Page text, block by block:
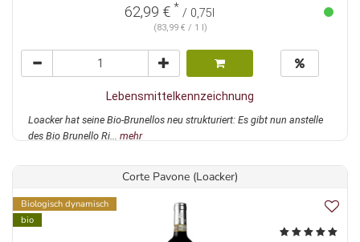
62,99 € * / 0,75l
(83,99 € / 1 l)
Lebensmittelkennzeichnung
Loacker hat seine Bio-Brunellos neu strukturiert: Es gibt nun anstelle
des Bio Brunello Ri... mehr
Corte Pavone (Loacker)
Biologisch dynamisch
bio